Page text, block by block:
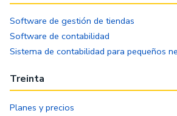
Software de gestión de tiendas
Software de contabilidad
Sistema de contabilidad para pequeños
Treinta
Planes y precios